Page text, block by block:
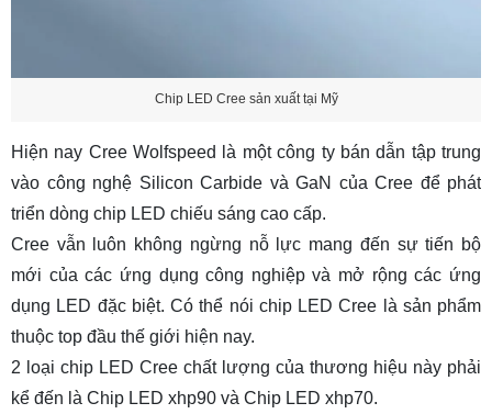
Chip LED Cree sản xuất tại Mỹ
Hiện nay Cree Wolfspeed là một công ty bán dẫn tập trung
vào công nghệ Silicon Carbide và GaN của Cree để phát
triển dòng chip LED chiếu sáng cao cấp.
Cree vẫn luôn không ngừng nỗ lực mang đến sự tiến bộ
mới của các ứng dụng công nghiệp và mở rộng các ứng
dụng LED đặc biệt. Có thể nói chip LED Cree là sản phẩm
thuộc top đầu thế giới hiện nay.
2 loại chip LED Cree chất lượng của thương hiệu này phải
kể đến là Chip LED xhp90 và Chip LED xhp70.